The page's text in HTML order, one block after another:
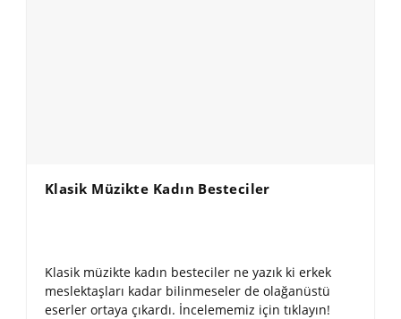
Klasik Müzikte Kadın Besteciler
Klasik müzikte kadın besteciler ne yazık ki erkek
meslektaşları kadar bilinmeseler de olağanüstü
eserler ortaya çıkardı. İncelememiz için tıklayın!